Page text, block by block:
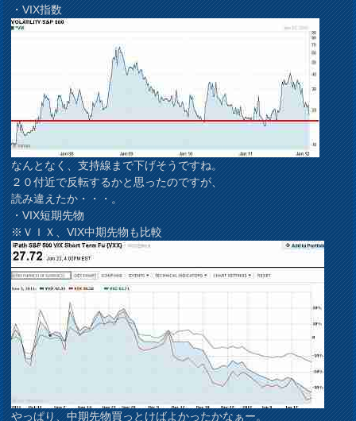
・VIX指数
なんとなく、支持線まで下げそうですね。
２０付近で反転するかと思ったのですが、
読み違えたか・・・。
・VIX短期先物
※ＶＩＸ、VIX中期先物も比較
やっぱり、中期先物買っとけばよかったかなぁー。